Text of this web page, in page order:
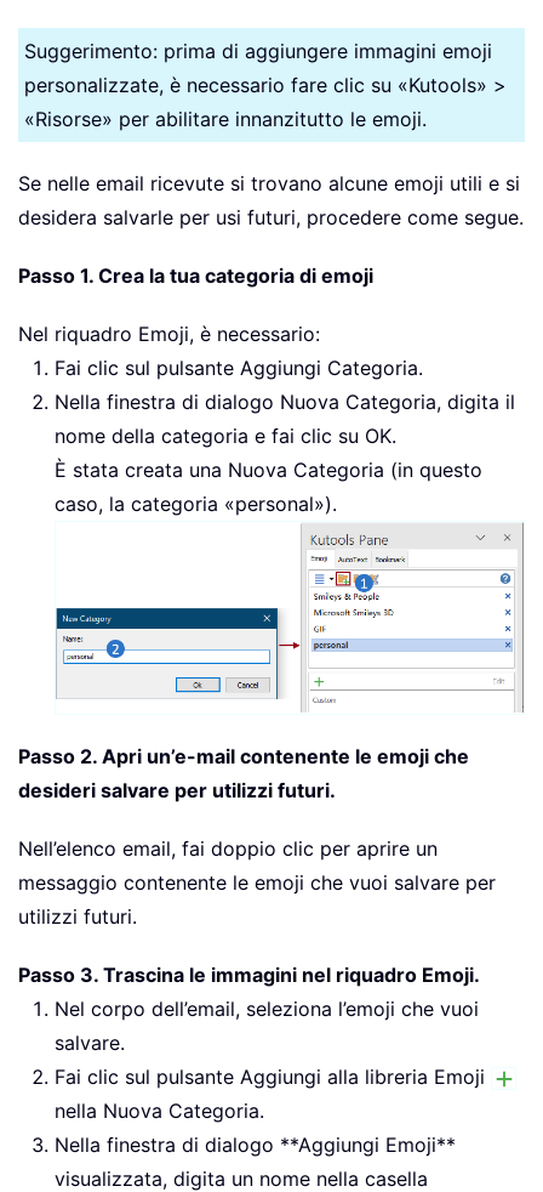
Suggerimento: prima di aggiungere immagini emoji
personalizzate, è necessario fare clic su «Kutools» >
«Risorse» per abilitare innanzitutto le emoji.
Se nelle email ricevute si trovano alcune emoji utili e si
desidera salvarle per usi futuri, procedere come segue.
Passo 1. Crea la tua categoria di emoji
Nel riquadro Emoji, è necessario:
Fai clic sul pulsante Aggiungi Categoria.
Nella finestra di dialogo Nuova Categoria, digita il
nome della categoria e fai clic su OK.
È stata creata una Nuova Categoria (in questo
caso, la categoria «personal»).
Passo 2. Apri un’e-mail contenente le emoji che
desideri salvare per utilizzi futuri.
Nell’elenco email, fai doppio clic per aprire un
messaggio contenente le emoji che vuoi salvare per
utilizzi futuri.
Passo 3. Trascina le immagini nel riquadro Emoji.
Nel corpo dell’email, seleziona l’emoji che vuoi
salvare.
Fai clic sul pulsante Aggiungi alla libreria Emoji
nella Nuova Categoria.
Nella finestra di dialogo **Aggiungi Emoji**
visualizzata, digita un nome nella casella